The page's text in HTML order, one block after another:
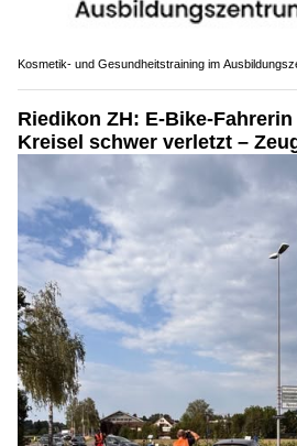
Kosmetik- und Gesundheitstraining im
Riedikon ZH: E-Bike-
Kreisel schwer verletzt –